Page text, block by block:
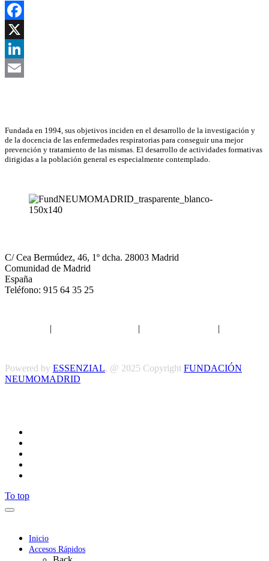
Facebook
X
LinkedIn
Fundada en 1994, sus objetivos inciden en el desarrollo de la investigación y
de la docencia de las enfermedades respiratorias para conseguir una mejor
prevención y tratamiento de las mismas. El desarrollo de actividades formativas
dirigidas a la población general es especialmente contemplado.
C/ Cea Bermúdez, 46, 1º dcha. 28003 Madrid
Comunidad de Madrid
España
Teléfono: 915 64 35 25
| | |
Powered by ESSENZIAL. @ 2025 Copyright FUNDACIÓN
NEUMOMADRID
To top
Inicio
Accesos Rápidos